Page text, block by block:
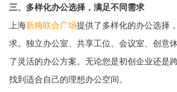
三、多样化办公选择，满足不同需求
上海新梅联合广场提供了多样化的办公选择
求。独立办公室、共享工位、会议室、创意
了灵活的办公方案。无论您是初创企业还是
找到适合自己的理想办公空间。